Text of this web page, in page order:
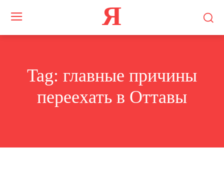
Я
Tag: главные причины
переехать в Оттавы